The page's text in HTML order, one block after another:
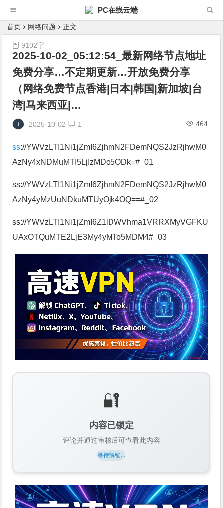
PC在线云端
首页 网络问题 正文
2025-10-02_05:12:54_最新网络节点地址
免费分享…不定期更新…开放免费分享
（网络免费节点香港|日本|韩国|新加坡|台
湾|马来西亚|…
2025-10-02 1 464
9102字
ss://YWVzLTI1Ni1jZmI6ZjhmN2FDemNQS2JzRjhwM0
AzNy4xNDMuMTI5LjIzMDo5ODk=#_01
ss://YWVzLTI1Ni1jZmI6ZjhmN2FDemNQS2JzRjhwM0
AzNy4yMzUuNDkuMTUyOjk4OQ==#_02
ss://YWVzLTI1Ni1jZmI6Z1lDWVhma1VRRXMyVGFKU
UAxOTQuMTE2LjE3My4yMTo5MDM4#_03
🔐
内容已锁定
评论并通过审核后可查看此内容
等待解锁...